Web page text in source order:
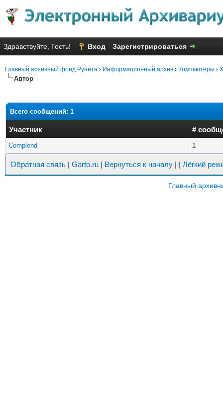
Здравствуйте, Гость! Вход Зарегистрироваться
Главный архивный фонд Рунета › Информационный архив › Компьютеры ›
Автор
Всего сообщений: 1
Участник #
Complend 1
Обратная связь | Garfo.ru | Вернуться к началу | | Лёгкий
Главный